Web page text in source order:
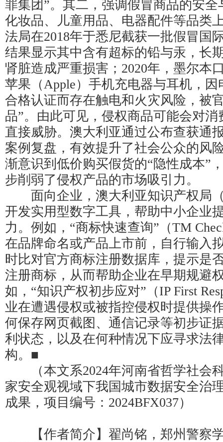
罪集团”。其二，强调假冒商品的安
化妆品、儿童用品、电器配件等品类
法局在2018年于悉尼截获一批假冒国
结果显示其中含有超标的铅与汞，长
肾脏造成严重损害；2020年，墨尔本
苹果（Apple）手机充电器与耳机，
合格认证而存在触电和火灾风险，被
品”。由此可见，侵权商品可能会对
直接威胁。澳大利亚通过公布查获通
案例复盘，有效提升了社会公众的风
渐意识到低价购买假货的“隐性成本”
步削弱了侵权产品的市场吸引力。
面向企业，澳大利亚知识产权局（
开发实用型数字工具，帮助中小企业
力。例如，“商标快速查询”（TM
在品牌命名或产品上市前，自行输入
时比对官方商标注册数据库，提示是
注册商标，从而帮助企业在早期规避
如，“知识产权初步应对”（IP First
业在遭遇侵权或被指控侵权时提供操
何保存网页截图、通信记录等初步证
利状态，以及在何种情况下应寻求法
构。■
（本文系2024年河南省哲学社会
家安全观视域下我国城市数据安全治
成果，项目编号：2024BFX037）
【作者简介】翟尚铭，郑州警察